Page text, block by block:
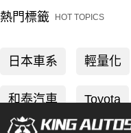
熱門標籤 HOT TOPICS
日本車系 輕量化
和泰汽車 Toyota